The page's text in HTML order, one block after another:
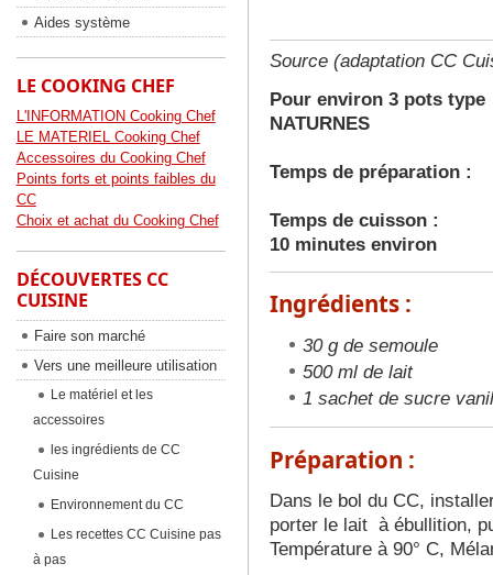
Source (adaptation CC
Pour environ 3 pots type
NATURNES
Temps de préparation :
Temps de cuisson :
10 minutes environ
Ingrédients :
30 g de semoule
500 ml de lait
1 sachet de sucre
Préparation :
Dans le bol du CC,
porter le lait à ébullition,
Température à 90° C,
Aides système
LE COOKING CHEF
L'INFORMATION Cooking Chef
LE MATERIEL Cooking Chef
Accessoires du Cooking Chef
Points forts et points faibles du
CC
Choix et achat du Cooking Chef
DÉCOUVERTES CC
CUISINE
Faire son marché
Vers une meilleure utilisation
Le matériel et les
accessoires
les ingrédients de CC
Cuisine
Environnement du CC
Les recettes CC Cuisine pas
à pas